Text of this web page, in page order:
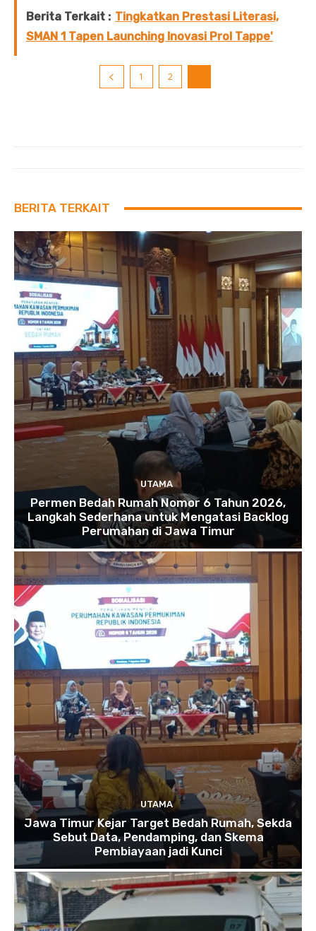
Berita Terkait : Tingkatkan Prestasi Literasi,
SMAN 1 Tapen Launching Inovasi Prol Tappe'
1 2
BERITA TERKAIT
UTAMA
Permen Bedah Rumah Nomor 6 Tahun 2026,
Langkah Sederhana untuk Mengatasi Backlog
Perumahan di Jawa Timur
UTAMA
Jawa Timur Kejar Target Bedah Rumah, Sekda
Sebut Data, Pendamping, dan Skema
Pembiayaan jadi Kunci